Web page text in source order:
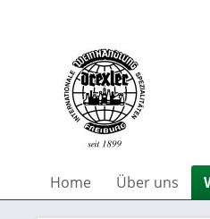
Home Über uns